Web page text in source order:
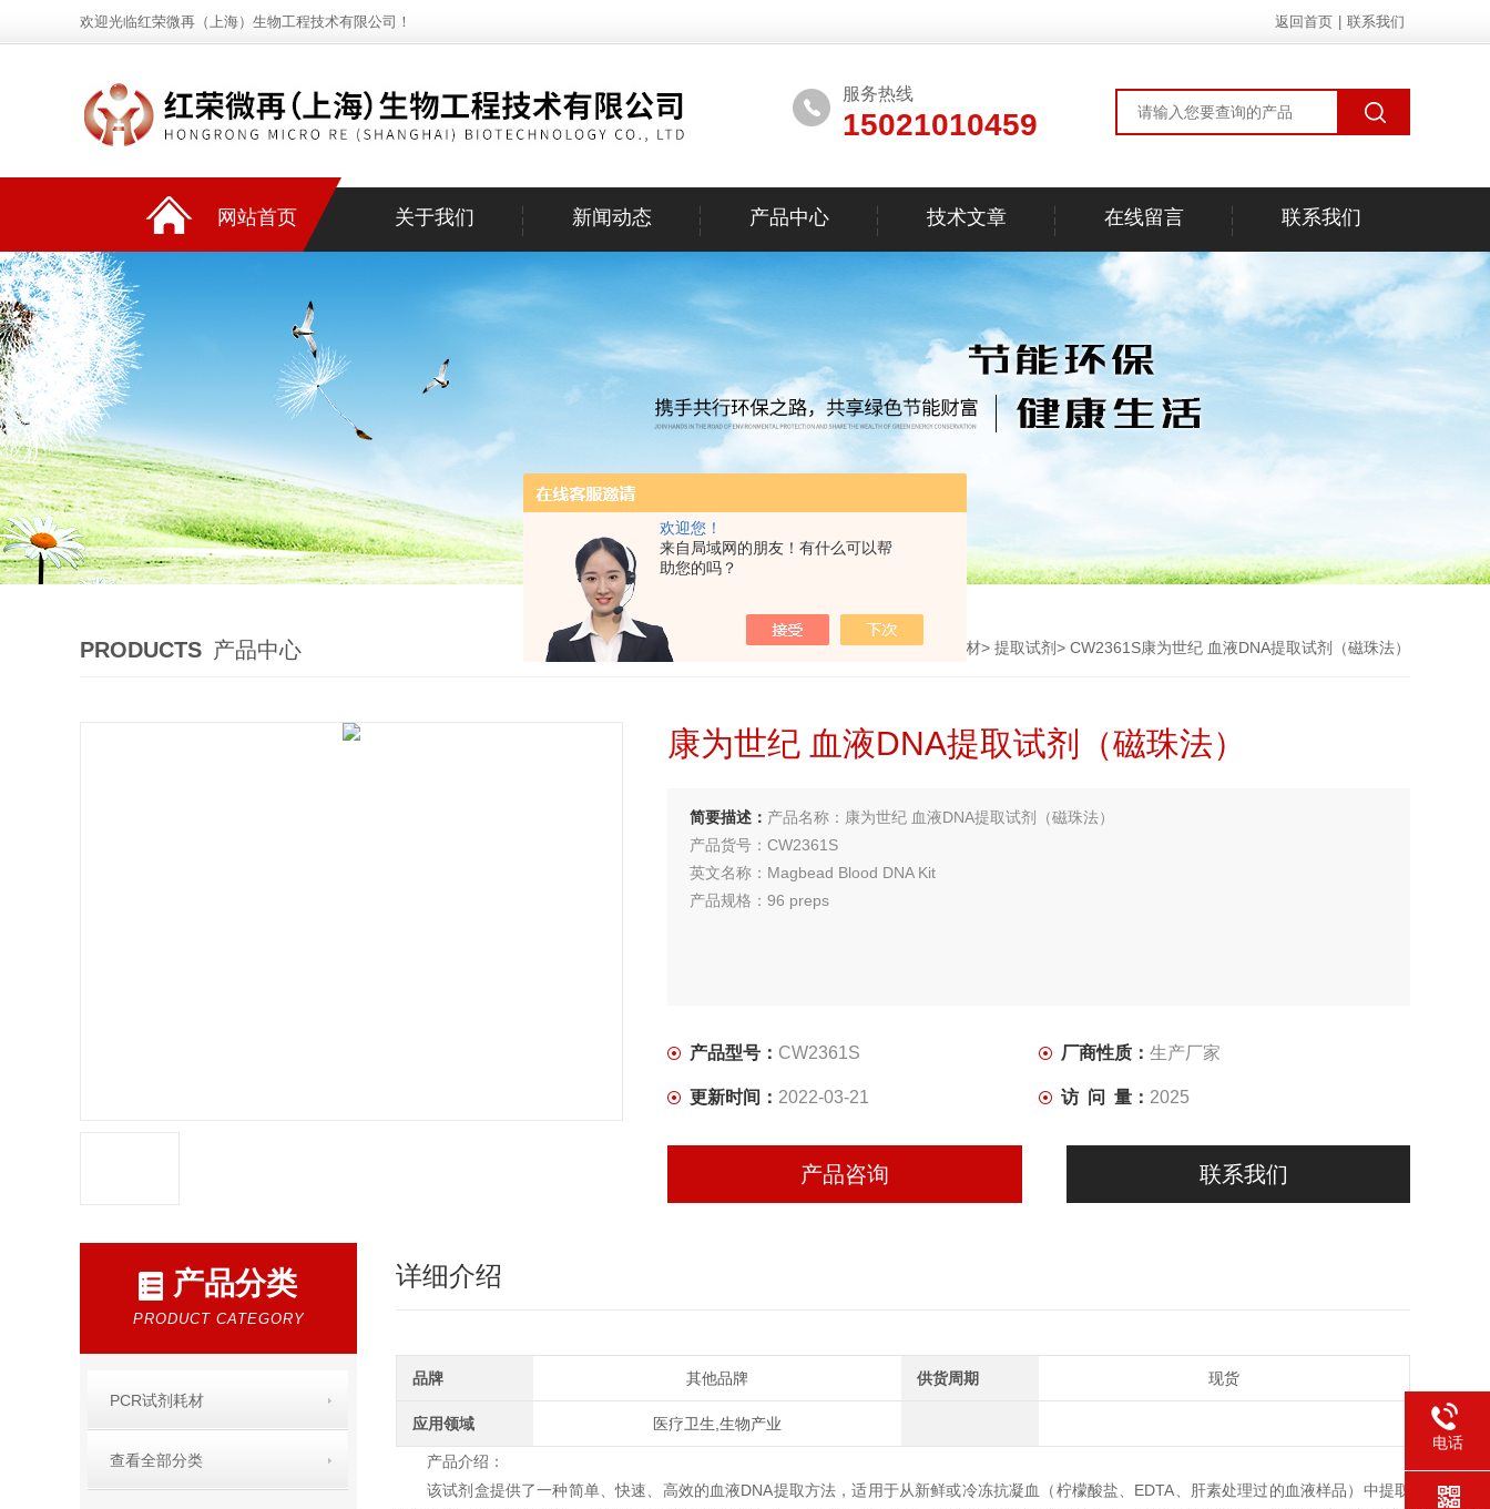
欢迎您！
来自局域网的朋友！有什么可以帮
助您的吗？
欢迎光临红荣微再（上海）生物工程技术有限公司！ 返回首页 联系我们
服务热线
15021010459
网站首页 关于我们 新闻动态 产品中心 技术文章 在线留言 联系我们
PRODUCTS 产品中心 首页>产品中心>PCR试剂耗材> 提取试剂> CW2361S康为世纪 血液DNA提取试剂（磁珠法）
康为世纪 血液DNA提取试剂（磁珠法）
简要描述： 产品名称：康为世纪 血液DNA提取试剂（磁珠法）
产品货号：CW2361S
英文名称：Magbead Blood DNA Kit
产品规格：96 preps
产品型号： CW2361S 厂商性质： 生产厂家
更新时间： 2022-03-21 访 问 量： 2025
产品咨询 联系我们
产品分类
PRODUCT CATEGORY
PCR试剂耗材
查看全部分类
详细介绍
品牌 其他品牌 供货周期 现货
应用领域 医疗卫生,生物产业
产品介绍：
该试剂盒提供了一种简单、快速、高效的血液DNA提取方法，适用于从新鲜或冷冻抗凝血（柠檬酸盐、EDTA、肝素处理过的血液样品）中提取
电话